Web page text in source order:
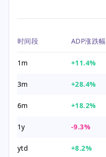
时间段 ADP涨跌幅
1m +11.4%
3m +28.4%
6m +18.2%
1y -9.3%
ytd +8.2%